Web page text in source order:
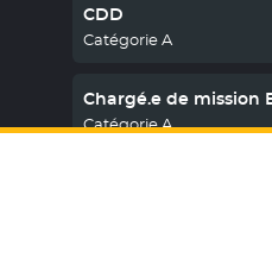
CDD
Catégorie A
Chargé.e de mission
Catégorie A